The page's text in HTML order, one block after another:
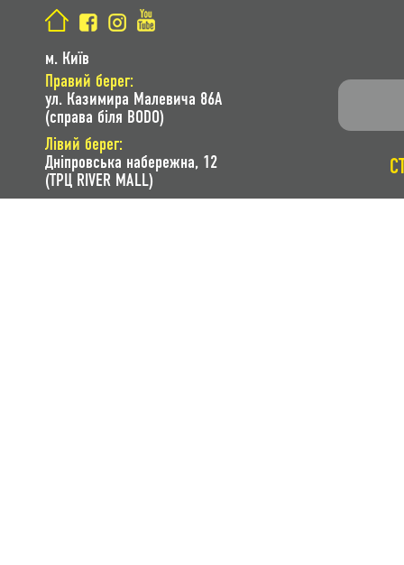
м. Київ
Правий берег:
ул. Казимира Малевича 86A
(справа біля BODO)
Лівий берег:
Дніпровська набережна, 12
(ТРЦ RIVER MALL)